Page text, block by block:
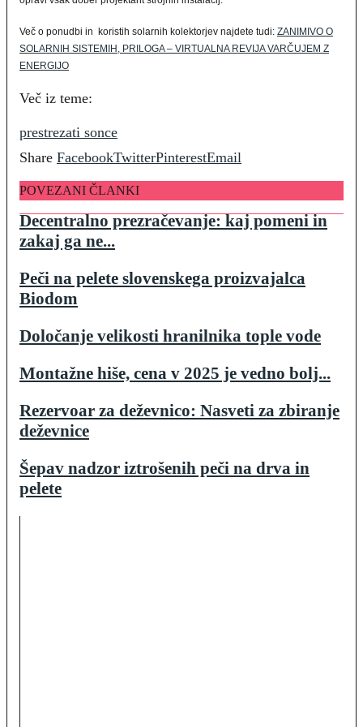
Več o ponudbi in koristih solarnih kolektorjev najdete tudi: ZANIMIVO O
SOLARNIH SISTEMIH, PRILOGA – VIRTUALNA REVIJA VARČUJEM Z
ENERGIJO
Več iz teme:
prestrezati sonce
Share FacebookTwitterPinterestEmail
POVEZANI ČLANKI
Decentralno prezračevanje: kaj pomeni in
zakaj ga ne...
Peči na pelete slovenskega proizvajalca
Biodom
Določanje velikosti hranilnika tople vode
Montažne hiše, cena v 2025 je vedno bolj...
Rezervoar za deževnico: Nasveti za zbiranje
deževnice
Šepav nadzor iztrošenih peči na drva in
pelete